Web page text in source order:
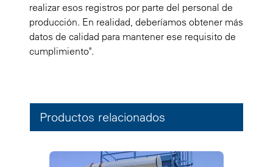
realizar esos registros por parte del personal de
producción. En realidad, deberíamos obtener más
datos de calidad para mantener ese requisito de
cumplimiento".
Productos relacionados